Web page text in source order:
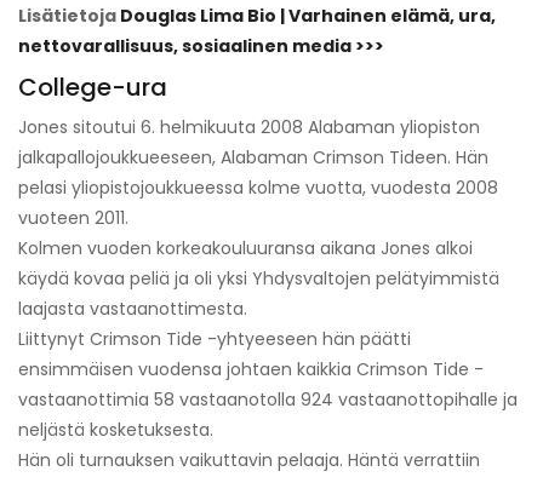
Lisätietoja Douglas Lima Bio | Varhainen elämä, ura,
nettovarallisuus, sosiaalinen media >>>
College-ura
Jones sitoutui 6. helmikuuta 2008 Alabaman yliopiston
jalkapallojoukkueeseen, Alabaman Crimson Tideen. Hän
pelasi yliopistojoukkueessa kolme vuotta, vuodesta 2008
vuoteen 2011.
Kolmen vuoden korkeakouluuransa aikana Jones alkoi
käydä kovaa peliä ja oli yksi Yhdysvaltojen pelätyimmistä
laajasta vastaanottimesta.
Liittynyt Crimson Tide -yhtyeeseen hän päätti
ensimmäisen vuodensa johtaen kaikkia Crimson Tide -
vastaanottimia 58 vastaanotolla 924 vastaanottopihalle ja
neljästä kosketuksesta.
Hän oli turnauksen vaikuttavin pelaaja. Häntä verrattiin